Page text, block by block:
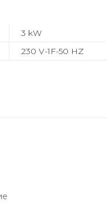
3 kW
230 V-1F-50 HZ